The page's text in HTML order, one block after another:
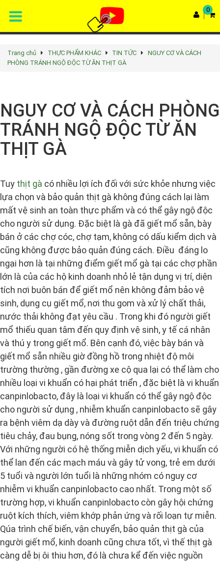
0
Trang chủ THỰC PHẨM KHÁC TIN TỨC
NGUY CƠ VÀ CÁCH
PHÒNG TRÁNH NGỘ ĐỘC TỪ ĂN THỊT GÀ
NGUY CƠ VÀ CÁCH PHÒNG
TRÁNH NGỘ ĐỘC TỪ ĂN
THỊT GÀ
Tuy thịt gà có nhiều lợi ích đối với sức khỏe nhưng việc
lựa chọn và bảo quản thịt gà không đúng cách lại làm
mất vệ sinh an toàn thực phẩm và có thể gây ngộ độc
cho người sử dụng. Đặc biệt là gà đã giết mổ sẵn, bày
bán ở các chợ cóc, chợ tạm, không có dấu kiểm dịch và
cũng không được bảo quản đúng cách. Điều đáng lo
ngại hơn là tại những điểm giết mổ gà tại các chợ phần
lớn là của các hộ kinh doanh nhỏ lẻ tận dụng vị trí, diện
tích nơi buôn bán để giết mổ nên không đảm bảo vệ
sinh, dụng cụ giết mổ, nơi thu gom và xử lý chất thải,
nước thải không đạt yêu cầu . Trong khi đó người giết
mổ thiếu quan tâm đến quy định vệ sinh, y tế cá nhân
và thú y trong giết mổ. Bên cạnh đó, việc bày bán và
giết mổ sẵn nhiều giờ đồng hồ trong nhiệt độ môi
trường thường , gần đường xe cộ qua lại có thể làm cho
nhiều loại vi khuẩn có hại phát triển , đặc biệt là vi khuẩn
canpinlobacto, đây là loại vi khuẩn có thể gây ngộ độc
cho người sử dụng , nhiễm khuẩn canpinlobacto sẽ gây
ra bệnh viêm dạ dày và đường ruột dẫn đến triệu chứng
tiêu chảy, đau bụng, nóng sốt trong vòng 2 đến 5 ngày.
Với những người có hệ thống miễn dịch yếu, vi khuẩn có
thể lan đến các mạch máu và gây tử vong, trẻ em dưới
5 tuổi và người lớn tuổi là những nhóm có nguy cơ
nhiễm vi khuẩn canpinlobacto cao nhất. Trong một số
trường hợp, vi khuẩn canpinlobacto còn gây hội chứng
ruột kích thích, viêm khớp phản ứng và rối loạn tự miễn.
Qúa trình chế biến, vận chuyển, bảo quản thịt gà của
người giết mổ, kinh doanh cũng chưa tốt, vì thế thịt gà
càng dễ bị ôi thiu hơn, đó là chưa kể đến việc nguồn